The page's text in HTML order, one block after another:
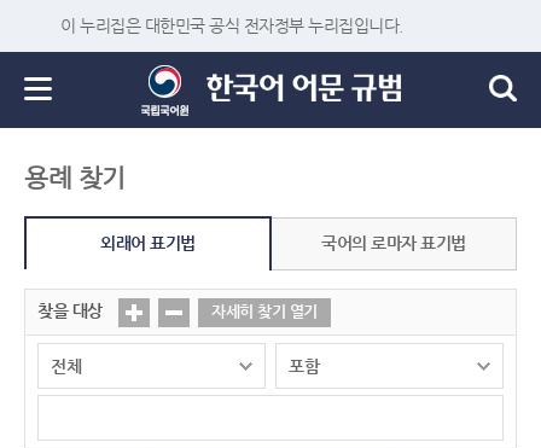
이 누리집은 대한민국 공식 전자정부 누리집입니다.
용례 찾기
외래어 표기법 국어의 로마자 표기법
찾을 대상 자세히 찾기 열기